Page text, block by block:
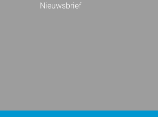
Nieuwsbrief